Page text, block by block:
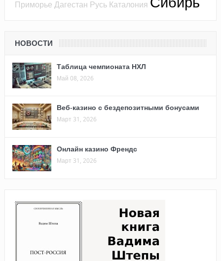
Приморье Дагестан Русь Каталония
НОВОСТИ
Таблица чемпионата НХЛ
Май 08, 2026
Веб-казино с бездепозитными бонусами
Март 31, 2026
Онлайн казино Френдс
Март 31, 2026